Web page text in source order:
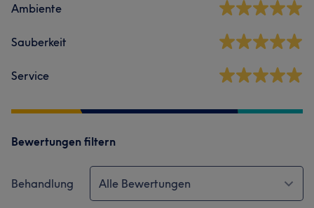
Ambiente
Sauberkeit
Service
Bewertungen filtern
Behandlung Alle Bewertungen